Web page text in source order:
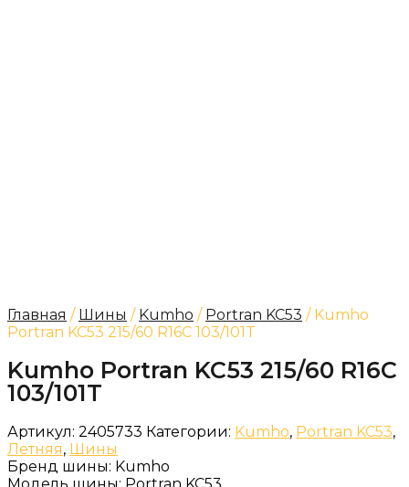
Главная / Шины / Kumho / Portran KC53 / Kumho
Portran KC53 215/60 R16C 103/101T
Kumho Portran KC53 215/60 R16C
103/101T
Артикул: 2405733 Категории: Kumho, Portran KC53,
Летняя, Шины
Бренд шины: Kumho